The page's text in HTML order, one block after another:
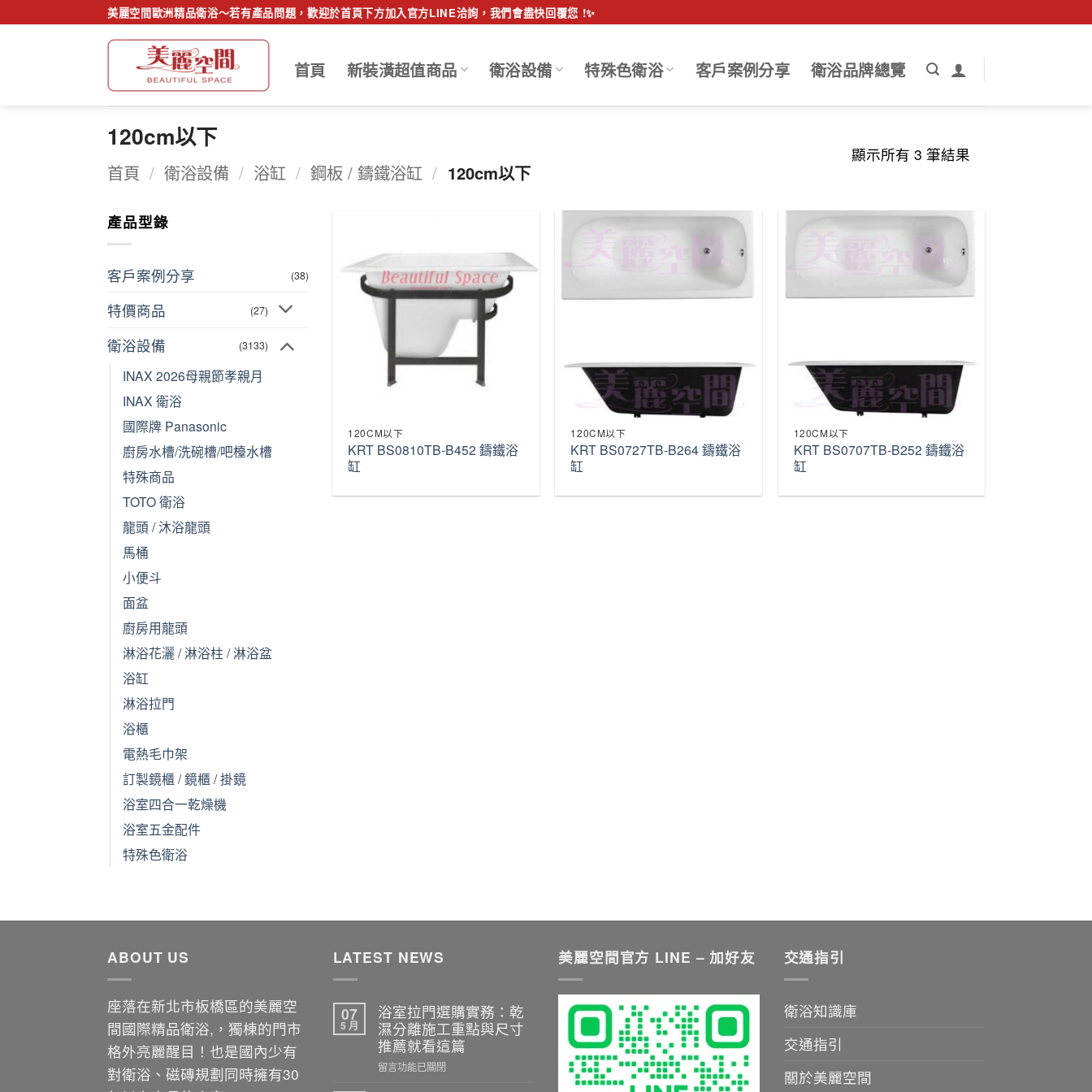
美麗空間歐洲精品衛浴～若有產品問題，歡迎於首頁下方加入官方LINE洽詢，我們會盡快回覆您 !✨
首頁 新裝潢超值商品 衛浴設備 特殊色衛浴 客戶案例分享 衛浴品牌總覽
120cm以下
首頁 / 衛浴設備 / 浴缸 / 鋼板 / 鑄鐵浴缸 / 120cm以下
顯示所有 3 筆結果
產品型錄
客戶案例分享 (38)
特價商品 (27)
衛浴設備 (3133)
INAX 2026母親節孝親月
INAX 衛浴
國際牌 Panasonic
廚房水槽/洗碗槽/吧檯水槽
特殊商品
TOTO 衛浴
龍頭 / 沐浴龍頭
馬桶
小便斗
面盆
廚房用龍頭
淋浴花灑 / 淋浴柱 / 淋浴盆
浴缸
淋浴拉門
浴櫃
電熱毛巾架
訂製鏡櫃 / 鏡櫃 / 掛鏡
浴室四合一乾燥機
浴室五金配件
特殊色衛浴
120CM以下
KRT BS0810TB-B452 鑄鐵浴
缸
120CM以下
KRT BS0727TB-B264 鑄鐵浴
缸
120CM以下
KRT BS0707TB-B252 鑄鐵浴
缸
ABOUT US
座落在新北市板橋區的美麗空
間國際精品衛浴,，獨棟的門市
格外亮麗醒目！也是國內少有
對衛浴、磁磚規劃同時擁有30
LATEST NEWS
07
5 月
浴室拉門選購實務：乾
濕分離施工重點與尺寸
推薦就看這篇
在
留言功能已關閉
美麗空間官方 LINE – 加好友 交通指引
衛浴知識庫
交通指引
關於美麗空間